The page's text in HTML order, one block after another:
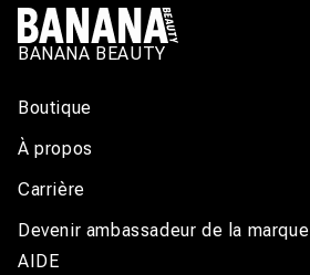
BANANA BEAUTY
Boutique
À propos
Carrière
Devenir ambassadeur de la marque
AIDE